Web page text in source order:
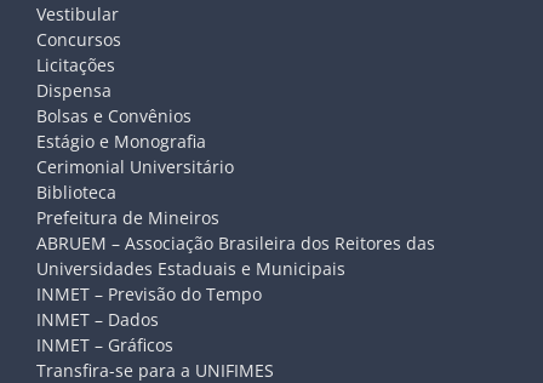
Vestibular
Concursos
Licitações
Dispensa
Bolsas e Convênios
Estágio e Monografia
Cerimonial Universitário
Biblioteca
Prefeitura de Mineiros
ABRUEM – Associação Brasileira dos Reitores das
Universidades Estaduais e Municipais
INMET – Previsão do Tempo
INMET – Dados
INMET – Gráficos
Transfira-se para a UNIFIMES